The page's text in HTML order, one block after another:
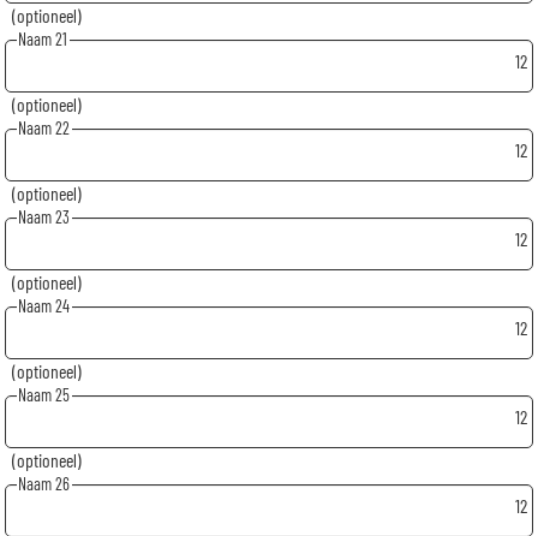
(optioneel)
Naam 21
12
(optioneel)
Naam 22
12
(optioneel)
Naam 23
12
(optioneel)
Naam 24
12
(optioneel)
Naam 25
12
(optioneel)
Naam 26
12